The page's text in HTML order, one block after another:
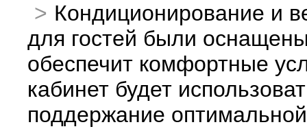
Кондиционирование и
для гостей были
обеспечит комфортные
кабинет будет
поддержание